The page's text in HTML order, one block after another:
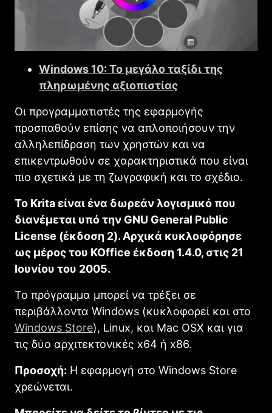
Windows 10: Το μεγάλο ταξίδι της
πληρωμένης αξιοπιστίας
Οι προγραμματιστές της εφαρμογής
προσπαθούν επίσης να απλοποιήσουν την
αλληλεπίδραση των χρηστών και να
επικεντρωθούν σε χαρακτηριστικά που είναι
πιο σχετικά με τη ζωγραφική και το σχέδιο.
Το Κrita είναι ένα δωρεάν λογισμικό που
διανέμεται υπό την GNU General Public
License (έκδοση 2). Αρχικά κυκλοφόρησε
ως μέρος του KOffice έκδοση 1.4.0, στις 21
Ιουνίου του 2005.
Το πρόγραμμα μπορεί να τρέξει σε
περιβάλλοντα Windows (κυκλοφορεί και στο
Windows Store), Linux, και Mac OSX και για
τις δύο αρχιτεκτονικές x64 ή x86.
Προσοχή: Η εφαρμογή στο Windows Store
χρεώνεται.